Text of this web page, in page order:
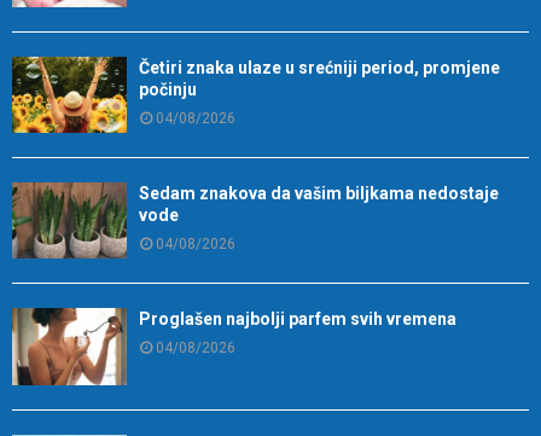
Četiri znaka ulaze u srećniji period, promjene
počinju
04/08/2026
Sedam znakova da vašim biljkama nedostaje
vode
04/08/2026
Proglašen najbolji parfem svih vremena
04/08/2026